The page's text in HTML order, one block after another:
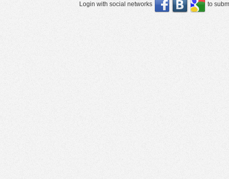
Login with social networks to